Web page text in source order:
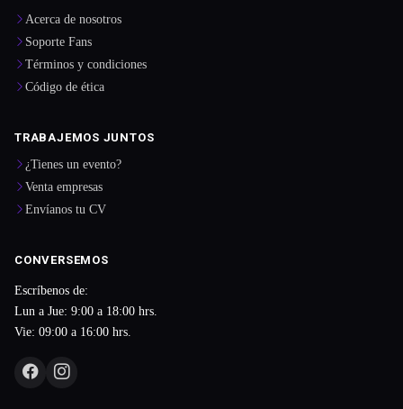
Acerca de nosotros
Soporte Fans
Términos y condiciones
Código de ética
TRABAJEMOS JUNTOS
¿Tienes un evento?
Venta empresas
Envíanos tu CV
CONVERSEMOS
Escríbenos de:
Lun a Jue: 9:00 a 18:00 hrs.
Vie: 09:00 a 16:00 hrs.